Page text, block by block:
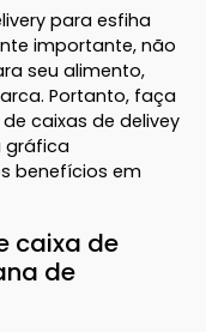
para esfiha
importante, não
seu alimento,
Portanto, faça
caixas de delivey
gráfica
benefícios em
caixa de
de